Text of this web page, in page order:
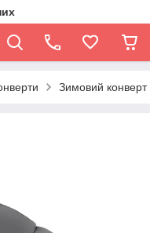
Зимовий